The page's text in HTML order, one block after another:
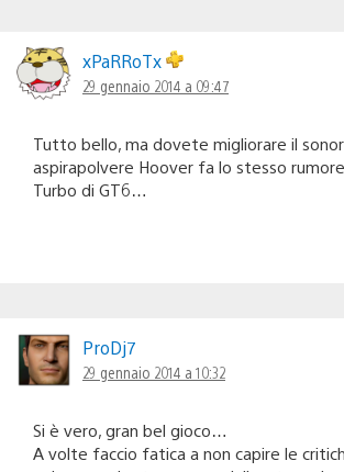
xPaRRoTx
29 gennaio 2014 a 09:47
Tutto bello, ma dovete migliorare il
aspirapolvere Hoover fa lo stesso rumore
Turbo di GT6…
ProDj7
29 gennaio 2014 a 10:32
Si è vero, gran bel gioco…
A volte faccio fatica a non capire le